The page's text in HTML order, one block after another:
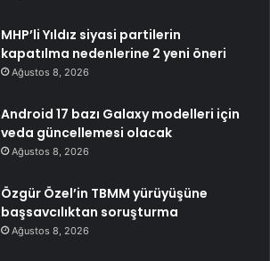
MHP’li Yıldız siyasi partilerin
kapatılma nedenlerine 2 yeni öneri
Ağustos 8, 2026
Android 17 bazı Galaxy modelleri için
veda güncellemesi olacak
Ağustos 8, 2026
Özgür Özel’in TBMM yürüyüşüne
başsavcılıktan soruşturma
Ağustos 8, 2026